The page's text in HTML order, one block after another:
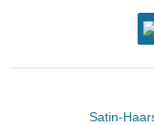
Satin-